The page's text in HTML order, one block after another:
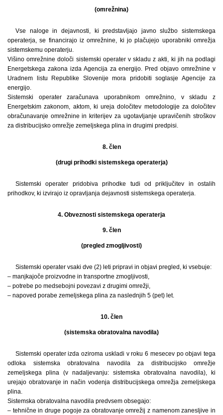
(omrežnina)
Vse naloge in dejavnosti, ki predstavljajo javno službo sistemskega
operaterja, se financirajo iz omrežnine, ki jo plačujejo uporabniki omrežja
sistemskemu operaterju.
Višino omrežnine določi sistemski operater v skladu z akti, ki jih na podlagi
Energetskega zakona izda Agencija za energijo. Pred objavo omrežnine v
Uradnem listu Republike Slovenije mora pridobiti soglasje Agencije za
energijo.
Sistemski operater zaračunava uporabnikom omrežnino, v skladu z
Energetskim zakonom, aktom, ki ureja določitev metodologije za določitev
obračunavanje omrežnine in kriterijev za ugotavljanje upravičenih stroškov
za distribucijsko omrežje zemeljskega plina in drugimi predpisi.
8. člen
(drugi prihodki sistemskega operaterja)
Sistemski operater pridobiva prihodke tudi od priključitev in ostalih
prihodkov, ki izvirajo iz opravljanja dejavnosti sistemskega operaterja.
4. Obveznosti sistemskega operaterja
9. člen
(pregled zmogljivosti)
Sistemski operater vsaki dve (2) leti pripravi in objavi pregled, ki vsebuje:
– manjkajoče proizvodne in transportne zmogljivosti,
– potrebe po medsebojni povezavi z drugimi omrežji,
– napoved porabe zemeljskega plina za naslednjih 5 (pet) let.
10. člen
(sistemska obratovalna navodila)
Sistemski operater izda oziroma uskladi v roku 6 mesecev po objavi tega
odloka sistemska obratovalna navodila za distribucijsko omrežje
zemeljskega plina (v nadaljevanju: sistemska obratovalna navodila), ki
urejajo obratovanje in način vodenja distribucijskega omrežja zemeljskega
plina.
Sistemska obratovalna navodila predvsem obsegajo:
– tehnične in druge pogoje za obratovanje omrežij z namenom zanesljive in